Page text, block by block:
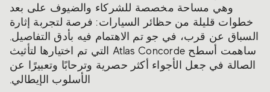
وهي مساحة مخصصة للشركاء والضيوف على بعد
خطوات قليلة من حظائر السيارات: فرصة لتجربة إثارة
السباق عن قرب، في جو تم الاهتمام فيه بأدق التفاصيل.
ساهمت أسطح Atlas Concorde التي تم اختيارها لتأثيث
الصالة في جعل الأجواء أكثر حصرية وترحابًا وتعبيرًا عن
الأسلوب الإيطالي.